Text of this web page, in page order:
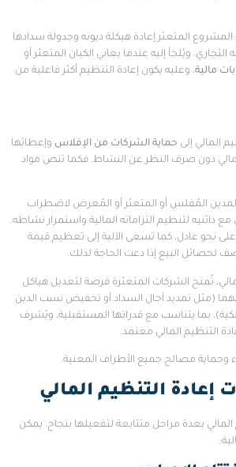
المشروع المتعثر إعادة هيكلة ديونه وجدولة سدادها
ويُلجأ إليه عندما يعاني الكيان المتعثر أو
مالية، وعليه يكون إعادة التنظيم أكثر فاعلية من
المالي إلى حماية الشركات من الإفلاس وإعطائها
دون صرف النظر عن النشاط. فكما تنص مواد
المُفلس أو المتعثر أو المُعرض لاضطراب
دائنيه لتنظيم التزاماته المالية واستمرار نشاطه،
نحو عادل، كما تسعى الآلية إلى تعظيم قيمة
لحصائل البيع إذا دعت الحاجة لذلك.
تُمنح الشركات المتعثرة فرصة لتعديل هياكل
(مثل تمديد آجال السداد أو تخفيض نسب الدين
بما يتناسب مع قدراتها المستقبلية، ويُشرف
التنظيم المالي معتمد.
وحماية مصالح جميع الأطراف المعنية.
إعادة التنظيم المالي
المالي بعدة مراحل متتابعة لتفعيلها بنجاح. يمكن